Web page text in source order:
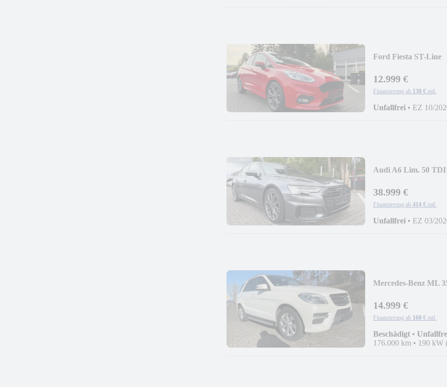
Ford Fiesta ST-Line
12.999 €
Finanzierung ab 138 € mtl.
Unfallfrei • EZ 10/
Audi A6 Lim. 50
38.999 €
Finanzierung ab 414 € mtl.
Unfallfrei • EZ 03/
Mercedes-Benz ML
14.999 €
Finanzierung ab 160 € mtl.
Beschädigt •
176.000 km • 190 kW